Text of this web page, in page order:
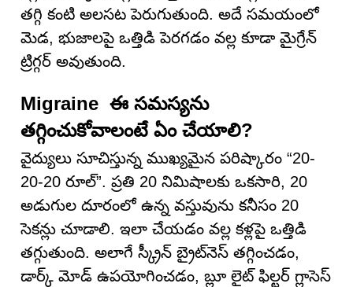
తగ్గి కంటి అలసట పెరుగుతుంది. అదే సమయంలో
మెడ, భుజాలపై ఒత్తిడి పెరగడం వల్ల కూడా మైగ్రేన్
ట్రిగ్గర్ అవుతుంది.
Migraine ఈ సమస్యను
తగ్గించుకోవాలంటే ఏం చేయాలి?
వైద్యులు సూచిస్తున్న ముఖ్యమైన పరిష్కారం “20-
20-20 రూల్”. ప్రతి 20 నిమిషాలకు ఒకసారి, 20
అడుగుల దూరంలో ఉన్న వస్తువును కనీసం 20
సెకన్లు చూడాలి. ఇలా చేయడం వల్ల కళ్లపై ఒత్తిడి
తగ్గుతుంది. అలాగే స్క్రీన్ బ్రైట్‌నెస్ తగ్గించడం,
డార్క్ మోడ్ ఉపయోగించడం, బ్లూ లైట్ ఫిల్టర్ గ్లాసెస్